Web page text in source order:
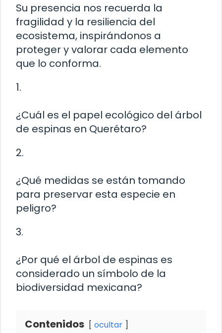
Su presencia nos recuerda la
fragilidad y la resiliencia del
ecosistema, inspirándonos a
proteger y valorar cada elemento
que lo conforma.
1.
¿Cuál es el papel ecológico del árbol
de espinas en Querétaro?
2.
¿Qué medidas se están tomando
para preservar esta especie en
peligro?
3.
¿Por qué el árbol de espinas es
considerado un símbolo de la
biodiversidad mexicana?
Contenidos ocultar